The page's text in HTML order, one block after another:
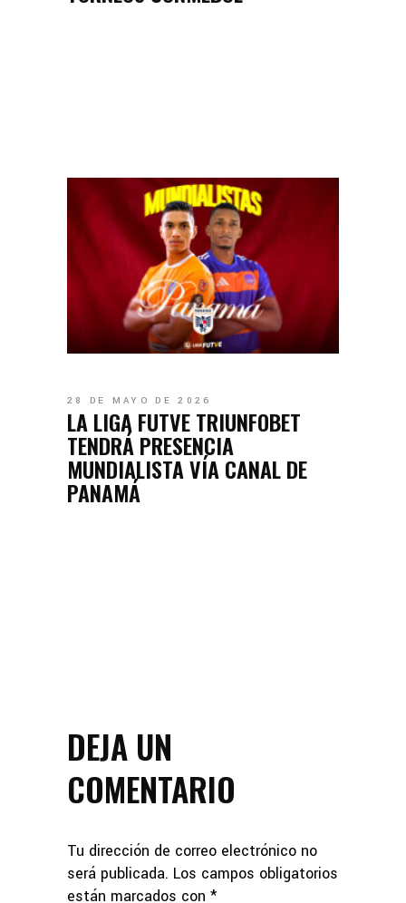
28 DE MAYO DE 2026
LA LIGA FUTVE TRIUNFOBET
TENDRÁ PRESENCIA
MUNDIALISTA VÍA CANAL DE
PANAMÁ
DEJA UN
COMENTARIO
Tu dirección de correo electrónico no
será publicada. Los campos obligatorios
están marcados con *